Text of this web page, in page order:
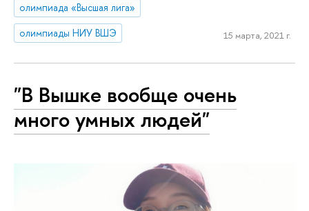
олимпиада «Высшая лига»
олимпиады НИУ ВШЭ
15 марта, 2021 г.
"В Вышке вообще очень
много умных людей"